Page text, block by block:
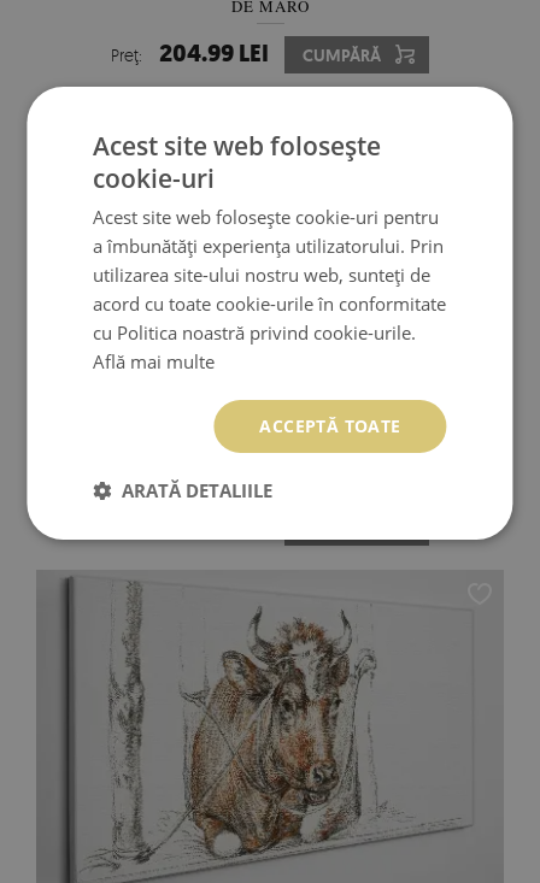
DE MARO
Preţ: 204.99 LEI CUMPĂRĂ
TABLOU CANVAS PORTRET ALB-NEGRU AL VITELOR
Acest site web folosește
cookie-uri
Acest site web folosește cookie-uri pentru
a îmbunătăți experiența utilizatorului. Prin
utilizarea site-ului nostru web, sunteți de
acord cu toate cookie-urile în conformitate
cu Politica noastră privind cookie-urile.
Află mai multe
ACCEPTĂ TOATE
ARATĂ DETALIILE